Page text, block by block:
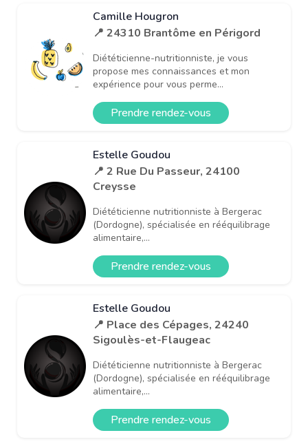
Camille Hougron
📍 24310 Brantôme en Périgord
Diététicienne-nutritionniste, je vous
propose mes connaissances et mon
expérience pour vous perme...
Prendre rendez-vous
Estelle Goudou
📍 2 Rue Du Passeur, 24100
Creysse
Diététicienne nutritionniste à Bergerac
(Dordogne), spécialisée en rééquilibrage
alimentaire,...
Prendre rendez-vous
Estelle Goudou
📍 Place des Cépages, 24240
Sigoulès-et-Flaugeac
Diététicienne nutritionniste à Bergerac
(Dordogne), spécialisée en rééquilibrage
alimentaire,...
Prendre rendez-vous